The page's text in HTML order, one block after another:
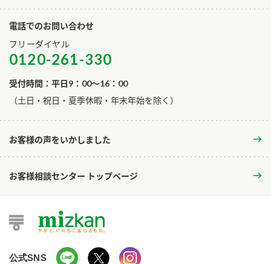
電話でのお問い合わせ
フリーダイヤル
0120-261-330
受付時間：平日9：00～16：00
​（土日・祝日・夏季休暇・年末年始を除く）
お客様の声をいかしました
お客様相談センター トップページ
公式SNS